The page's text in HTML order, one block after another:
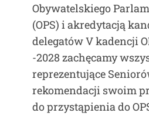
Obywatelskiego
(OPS) i akredytacją
delegatów V kadencji
-2028 zachęcamy
reprezentujące
rekomendacji swoim
do przystąpienia do